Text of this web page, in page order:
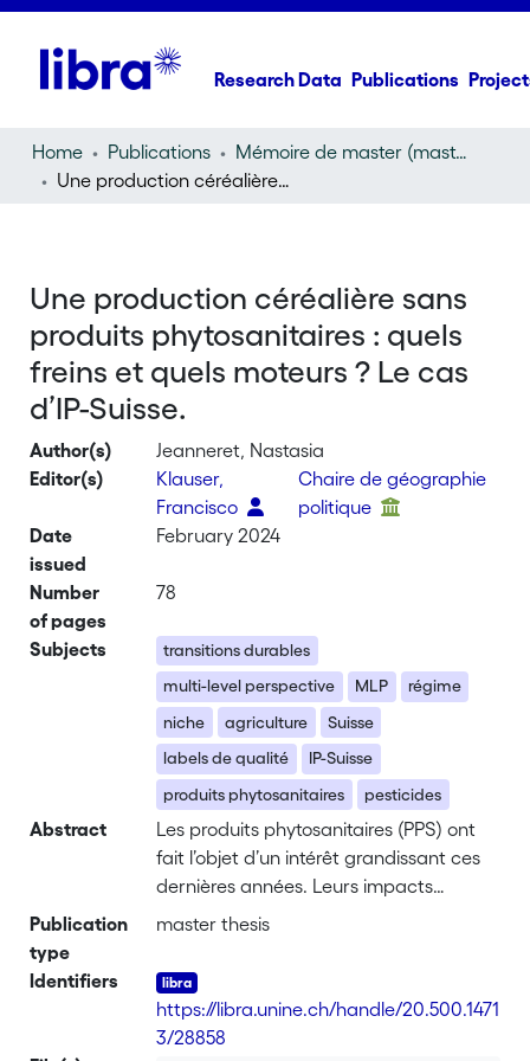
Research Data Publications
Home Publications
Mémoire de master (master thesis)
Une production céréalière sans produits phytosanitaires : quels freins et quels moteurs ? Le cas d’IP-Suisse.
Une production céréalière sans
produits phytosanitaires : quels
freins et quels moteurs ? Le cas
d’IP-Suisse.
Author(s)
Jeanneret, Nastasia
Editor(s)
Klauser,
Francisco
Chaire de géographie
politique
Date
issued
February 2024
Number
of pages
78
Subjects
transitions durables
multi-level perspective
MLP
régime
niche
agriculture
Suisse
labels de qualité
IP-Suisse
produits phytosanitaires
pesticides
Abstract
Les produits phytosanitaires (PPS) ont
fait l’objet d’un intérêt grandissant ces
dernières années. Leurs impacts
néfastes sur les sols, l’eau, la
émissions de gaz à effet de serre étant
désormais attestés, leur limitation est
considérée comme importante dans le
Publication
type
master thesis
Identifiers
https://libra.unine.ch/handle/20.500.1471
3/28858